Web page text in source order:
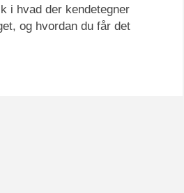
i hvad der kendetegner
og hvordan du får det